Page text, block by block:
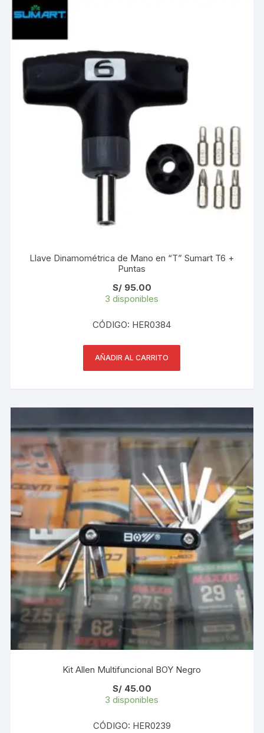
Llave Dinamométrica de Mano en “T” Sumart T6 +
Puntas
S/95.00
3 disponibles
CÓDIGO: HER0384
AÑADIR AL CARRITO
Kit Allen Multifuncional BOY Negro
S/45.00
3 disponibles
CÓDIGO: HER0239